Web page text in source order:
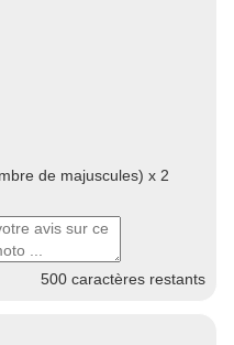
de majuscules) x 2
500 caractères restants